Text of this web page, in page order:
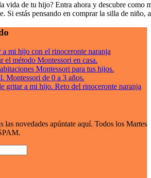
vida de tu hijo? Entra ahora y descubre como
Si estás pensando en comprar la silla de niño,
a mi hijo con el rinoceronte naranja
el método Montessori en casa.
Montessori para tus hijos.
Montessori de 0 a 3 años.
gritar a mi hijo. Reto del rinoceronte naranja
las novedades apúntate aquí. Todos los Martes